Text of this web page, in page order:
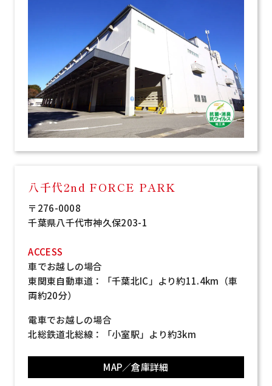
八千代2nd FORCE PARK
〒276-0008
千葉県八千代市神久保203-1
ACCESS
車でお越しの場合
東関東自動車道：「千葉北IC」より約11.4km（車
両約20分）
電車でお越しの場合
北総鉄道北総線：「小室駅」より約3km
MAP／倉庫詳細